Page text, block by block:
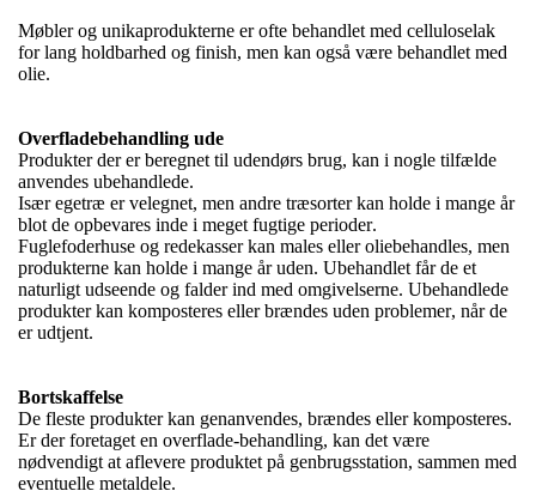
Møbler og unikaprodukterne er ofte behandlet med celluloselak
for lang holdbarhed og finish, men kan også være behandlet med
olie.
Overfladebehandling ude
Produkter der er beregnet til udendørs brug, kan i nogle tilfælde
anvendes ubehandlede.
Især egetræ er velegnet, men andre træsorter kan holde i mange år
blot de opbevares inde i meget fugtige perioder.
Fuglefoderhuse og redekasser kan males eller oliebehandles, men
produkterne kan holde i mange år uden. Ubehandlet får de et
naturligt udseende og falder ind med omgivelserne. Ubehandlede
produkter kan komposteres eller brændes uden problemer, når de
er udtjent.
Bortskaffelse
De fleste produkter kan genanvendes, brændes eller komposteres.
Er der foretaget en overflade-behandling, kan det være
nødvendigt at aflevere produktet på genbrugsstation, sammen med
eventuelle metaldele.